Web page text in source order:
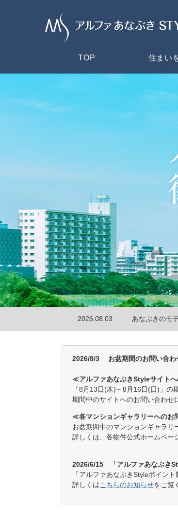
TOP 住まい
2025.08.27 「住まいの香
2026.08.03 抽選で当たる
2026.08.03 あなぶきのモ
2026.07.23 「アンケート
2026.07.10 「新機能AIア
2026.07.10 「エアコンに
2026.06.15 「アルファあ
2026.06.12 「ネットショ
2026/8/3 お盆期間のお問い合わ
≪アルファあなぶきStyleサイト
「8月13日(木)～8月16日(日)」の
期間中のサイトへのお問い合わせ
≪各マンションギャラリーへのお
お盆期間中のマンションギャラリ
詳しくは、各物件公式ホームペー
2026/6/15 「アルファあなぶき
「アルファあなぶきStyleポイン
詳しくはこちらのお知らせをご覧